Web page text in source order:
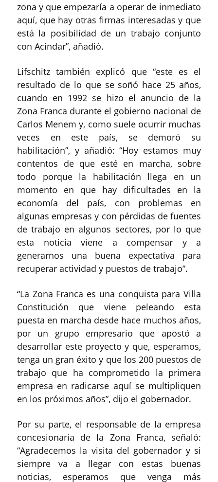
zona y que empezaría a operar de inmediato
aquí, que hay otras firmas interesadas y que
está la posibilidad de un trabajo conjunto
con Acindar”, añadió.
Lifschitz también explicó que “este es el
resultado de lo que se soñó hace 25 años,
cuando en 1992 se hizo el anuncio de la
Zona Franca durante el gobierno nacional de
Carlos Menem y, como suele ocurrir muchas
veces en este país, se demoró su
habilitación”, y añadió: “Hoy estamos muy
contentos de que esté en marcha, sobre
todo porque la habilitación llega en un
momento en que hay dificultades en la
economía del país, con problemas en
algunas empresas y con pérdidas de fuentes
de trabajo en algunos sectores, por lo que
esta noticia viene a compensar y a
generarnos una buena expectativa para
recuperar actividad y puestos de trabajo”.
“La Zona Franca es una conquista para Villa
Constitución que viene peleando esta
puesta en marcha desde hace muchos años,
por un grupo empresario que apostó a
desarrollar este proyecto y que, esperamos,
tenga un gran éxito y que los 200 puestos de
trabajo que ha comprometido la primera
empresa en radicarse aquí se multipliquen
en los próximos años”, dijo el gobernador.
Por su parte, el responsable de la empresa
concesionaria de la Zona Franca, señaló:
“Agradecemos la visita del gobernador y si
siempre va a llegar con estas buenas
noticias, esperamos que venga más